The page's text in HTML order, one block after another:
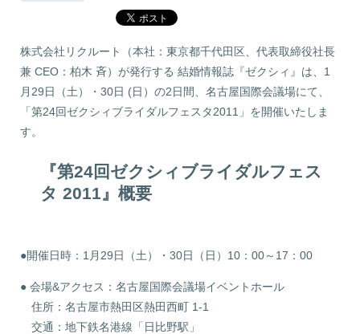
IR(投資家情報)
ニュース
株式会社リクルート（本社：東京都千代田区、代表取締役社長
兼 CEO：柏木 斉）が発行する 結婚情報誌『ゼクシィ』は、1
月29日（土）・30日 (日）の2日間、名古屋国際会議場にて、
「第24回ゼクシィブライダルフェスタ2011」を開催いたしま
す。
『第24回ゼクシィブライダルフェス
タ 2011』概要
●開催日時：1月29日（土）・30日（日）10：00～17：00
● 会場&アクセス：名古屋国際会議場イベントホール
住所：名古屋市熱田区熱田西町 1-1
交通：地下鉄名港線「日比野駅」